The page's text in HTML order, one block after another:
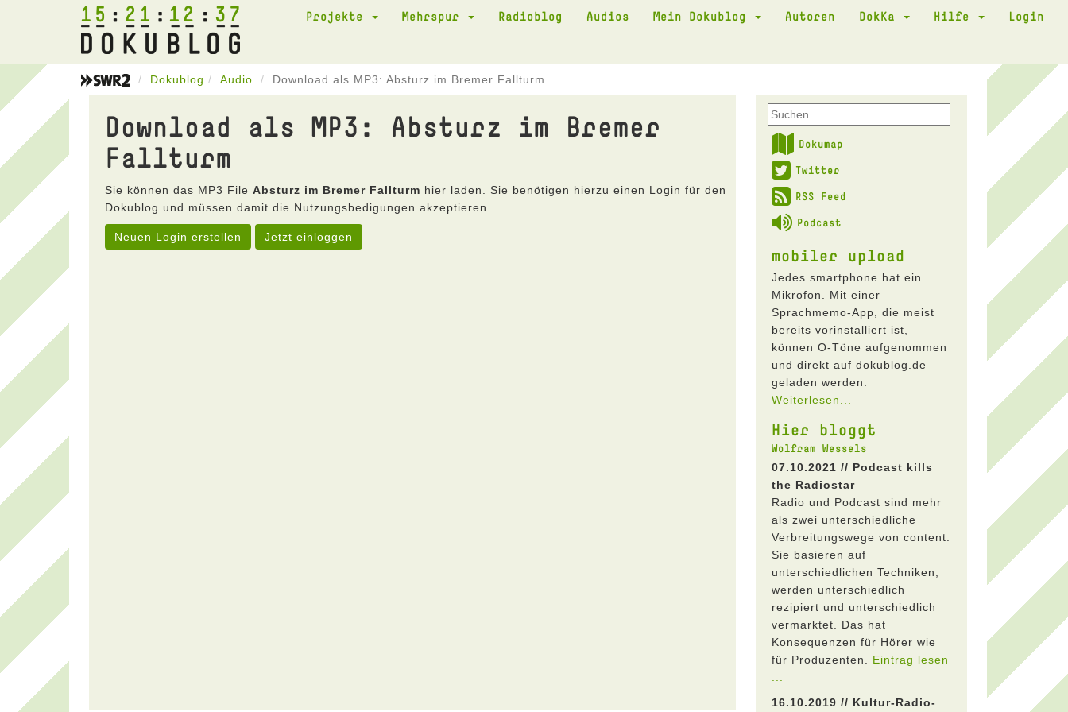
15 21 12 37 Projekte Mehrspur Radioblog Audios Mein Dokublog Autoren DokKa Hilfe Login
Dokublog Audio Download als MP3: Absturz im Bremer Fallturm
Download als MP3: Absturz im Bremer
Fallturm
Sie können das MP3 File Absturz im Bremer Fallturm hier laden. Sie benötigen hierzu einen Login für den
Dokublog und müssen damit die Nutzungsbedigungen akzeptieren.
Neuen Login erstellen Jetzt einloggen
Dokumap
Twitter
RSS Feed
Podcast
mobiler upload
Jedes smartphone hat ein
Mikrofon. Mit einer
Sprachmemo-App, die meist
bereits vorinstalliert ist,
können O-Töne aufgenommen
und direkt auf dokublog.de
geladen werden.
Weiterlesen...
Hier bloggt
Wolfram Wessels
07.10.2021 // Podcast kills
the Radiostar
Radio und Podcast sind mehr
als zwei unterschiedliche
Verbreitungswege von content.
Sie basieren auf
unterschiedlichen Techniken,
werden unterschiedlich
rezipiert und unterschiedlich
vermarktet. Das hat
Konsequenzen für Hörer wie
für Produzenten. Eintrag lesen
16.10.2019 // Kultur-Radio-